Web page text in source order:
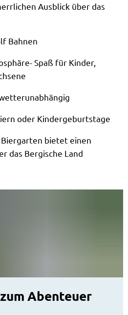
Ausblick über das
Bahnen
Spaß für Kinder,
oder Kindergeburtstage
bietet einen
das Bergische Land
Abenteuer